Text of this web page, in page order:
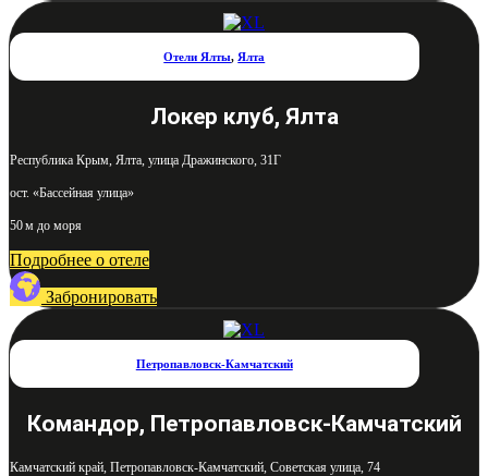
Отели Ялты, Ялта
Локер клуб, Ялта
Республика Крым, Ялта, улица Дражинского, 31Г
ост. «Бассейная улица»
50 м до моря
Подробнее о отеле
Забронировать
Петропавловск-Камчатский
Командор, Петропавловск-Камчатский
Камчатский край, Петропавловск-Камчатский, Советская улица, 74